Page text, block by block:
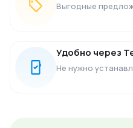
Выгодные
Удобно через
Не нужно